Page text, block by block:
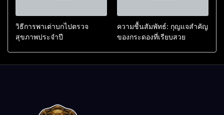
วิธีการพาเต่าบกไปตรวจ
สุขภาพประจำปี
ความชื้นสัมพัทธ์: กุญแจสำคัญ
ของกระดองที่เรียบสวย